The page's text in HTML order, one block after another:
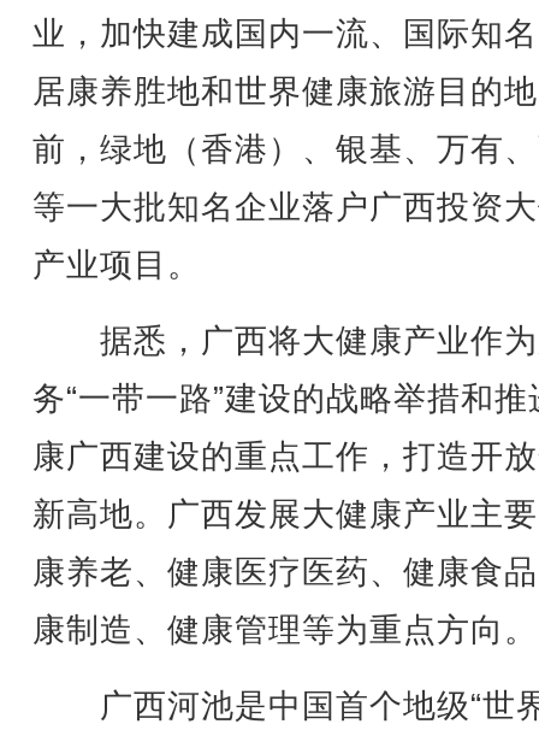
业，加快建成国内一流、国际知
居康养胜地和世界健康旅游目的
前，绿地（香港）、银基、万有
等一大批知名企业落户广西投资
产业项目。
据悉，广西将大健康产业作
务“一带一路”建设的战略举措和推
康广西建设的重点工作，打造开
新高地。广西发展大健康产业主
康养老、健康医疗医药、健康食
康制造、健康管理等为重点方向。
广西河池是中国首个地级“世